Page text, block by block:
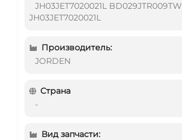
JH03JET7020021L BD029JTR009TW
JH03JET7020021L
Производитель:
JORDEN
Страна
-
Вид запчасти: